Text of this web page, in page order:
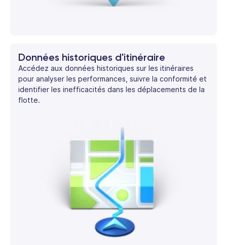
Données historiques d'itinéraire
Accédez aux données historiques sur les itinéraires
pour analyser les performances, suivre la conformité et
identifier les inefficacités dans les déplacements de la
flotte.